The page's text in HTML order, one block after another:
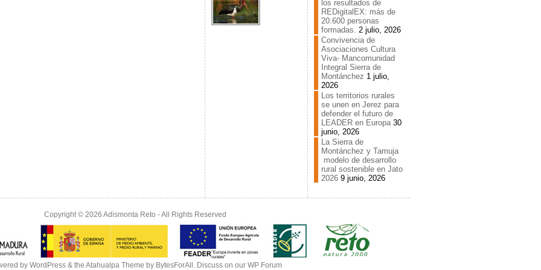
los resultados de
REDigitalEX: más de
20.600 personas
formadas. 2 julio, 2026
Convivencia de
Asociaciones Cultura
Viva- Mancomunidad
Integral Sierra de
Montánchez 1 julio,
2026
Los territorios rurales
se unen en Jerez para
defender el futuro de
LEADER en Europa 30
junio, 2026
La Sierra de
Montánchez y Tamuja
modelo de desarrollo
rural sostenible en Jato
2026 9 junio, 2026
Copyright © 2026 Adismonta Reto - All Rights Reserved
by WordPress & the Atahualpa Theme by BytesForAll . Discuss on our WP Forum